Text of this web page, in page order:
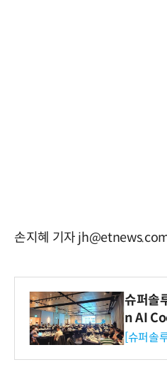
손지혜 기자
슈퍼솔
n AI
리 성료
[슈퍼솔